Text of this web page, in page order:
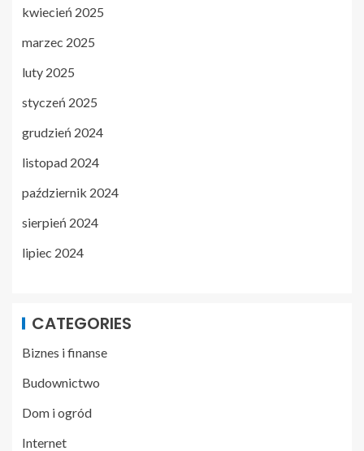
kwiecień 2025
marzec 2025
luty 2025
styczeń 2025
grudzień 2024
listopad 2024
październik 2024
sierpień 2024
lipiec 2024
CATEGORIES
Biznes i finanse
Budownictwo
Dom i ogród
Internet